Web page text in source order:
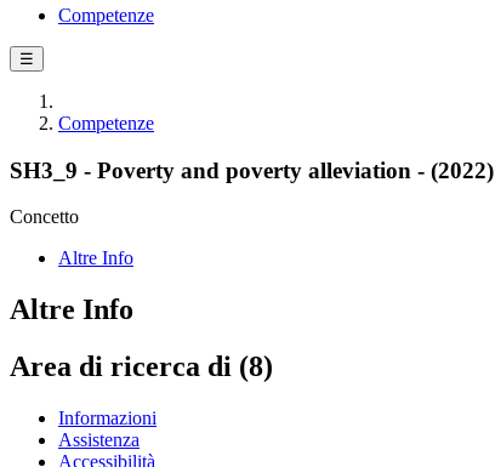
Competenze
☰
Competenze
SH3_9 - Poverty and poverty alleviation - (2022)
Concetto
Altre Info
Altre Info
Area di ricerca di (8)
Informazioni
Assistenza
Accessibilità